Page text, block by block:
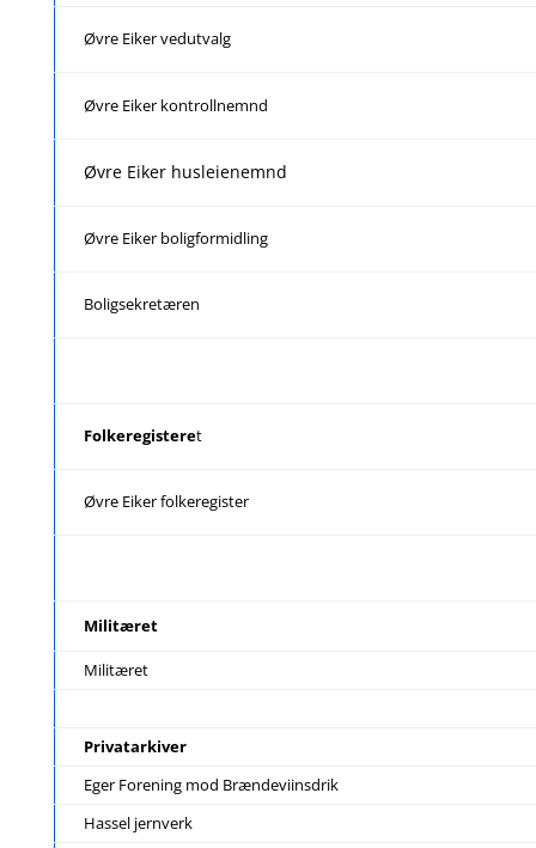
Øvre Eiker vedutvalg
Øvre Eiker kontrollnemnd
Øvre Eiker husleienemnd
Øvre Eiker boligformidling
Boligsekretæren
Folkeregisteret
Øvre Eiker folkeregister
Militæret
Militæret
Privatarkiver
Eger Forening mod Brændeviinsdrik
Hassel jernverk